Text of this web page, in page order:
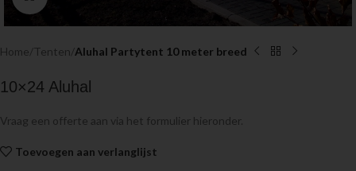
Home Tenten Aluhal Partytent 10 meter breed
10×24 Aluhal
Vraag een offerte aan via het formulier hieronder.
Toevoegen aan verlanglijst